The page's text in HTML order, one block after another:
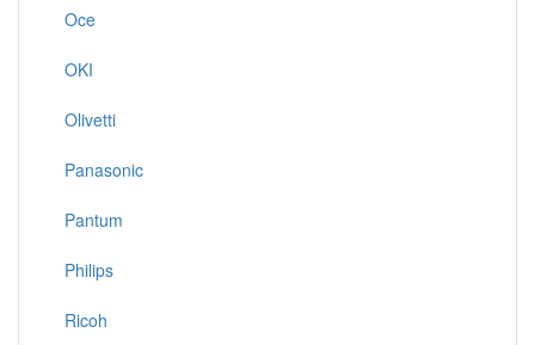
Oce
OKI
Olivetti
Panasonic
Pantum
Philips
Ricoh